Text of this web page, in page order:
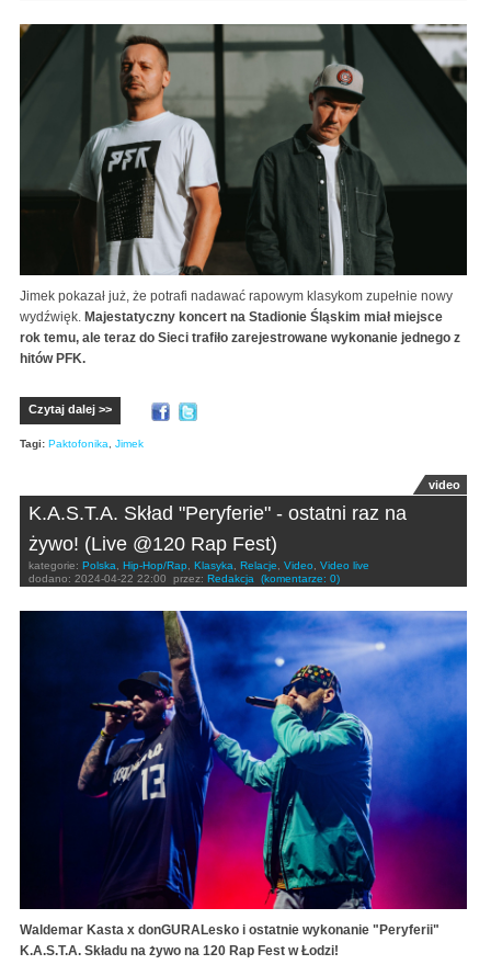
Jimek pokazał już, że potrafi nadawać rapowym klasykom zupełnie nowy
wydźwięk. Majestatyczny koncert na Stadionie Śląskim miał miejsce
rok temu, ale teraz do Sieci trafiło zarejestrowane wykonanie jednego z
hitów PFK.
Czytaj dalej >>
Tagi: Paktofonika, Jimek
video
K.A.S.T.A. Skład "Peryferie" - ostatni raz na
żywo! (Live @120 Rap Fest)
kategorie: Polska, Hip-Hop/Rap, Klasyka, Relacje, Video, Video live
dodano: 2024-04-22 22:00 przez: Redakcja (komentarze: 0)
Waldemar Kasta x donGURALesko i ostatnie wykonanie "Peryferii"
K.A.S.T.A. Składu na żywo na 120 Rap Fest w Łodzi!